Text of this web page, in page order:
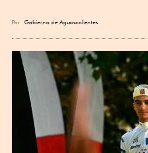
Por Gobierno de Aguascalientes